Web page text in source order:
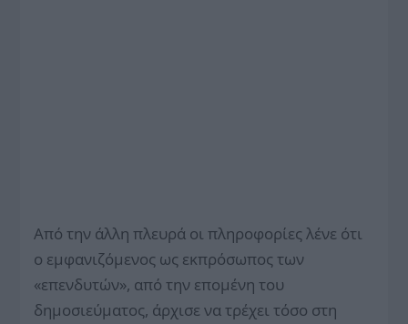
Από την άλλη πλευρά οι πληροφορίες λένε ότι
ο εμφανιζόμενος ως εκπρόσωπος των
«επενδυτών», από την επομένη του
δημοσιεύματος, άρχισε να τρέχει τόσο στη